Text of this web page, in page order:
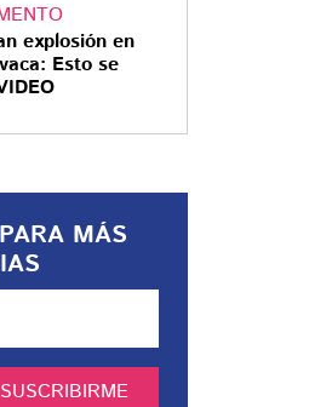
explosión en
Esto se
MÁS
SUSCRIBIRME